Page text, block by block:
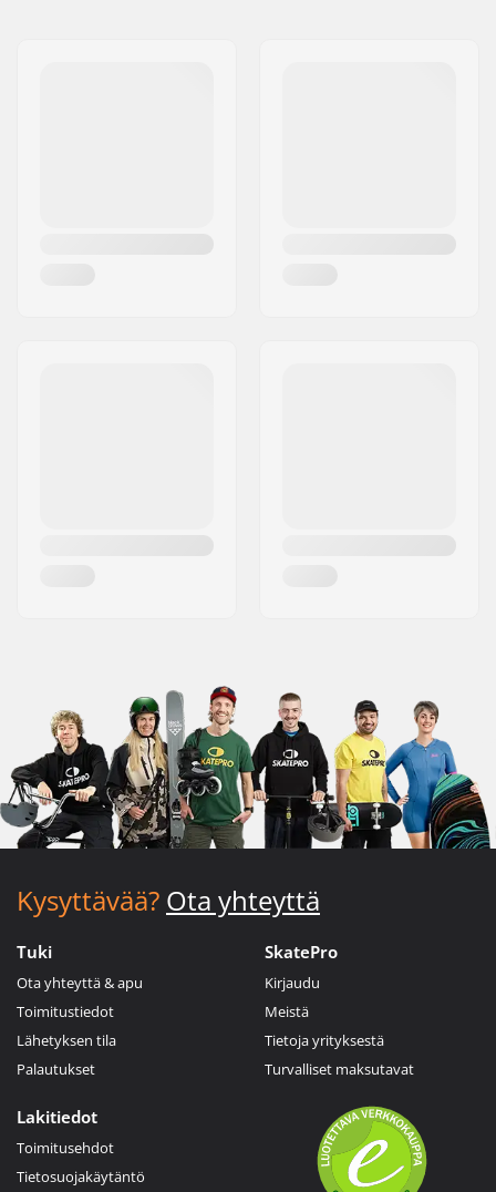
Kysyttävää? Ota yhteyttä
Tuki
Ota yhteyttä & apu
Toimitustiedot
Lähetyksen tila
Palautukset
SkatePro
Kirjaudu
Meistä
Tietoja yrityksestä
Turvalliset maksutavat
Lakitiedot
Toimitusehdot
Tietosuojakäytäntö